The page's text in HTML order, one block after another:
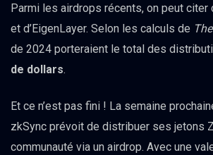
Parmi les airdrops récents, on peut citer
et d’EigenLayer. Selon les calculs de
de 2024 porteraient le total des
de dollars.
Et ce n’est pas fini ! La semaine
zkSync prévoit de distribuer ses jetons
communauté via un airdrop. Avec une